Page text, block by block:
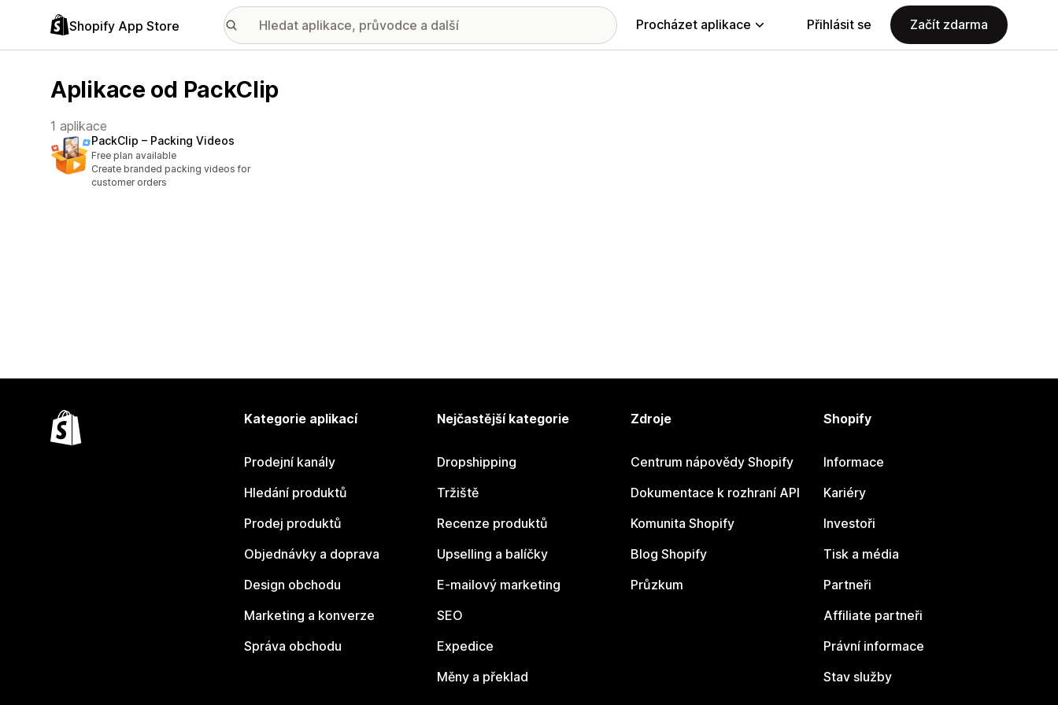
Shopify App Store Procházet aplikace Přihlásit se Začít zdarma
Aplikace od PackClip
1 aplikace
PackClip – Packing Videos
Free plan available
Create branded packing videos for
customer orders
Kategorie aplikací
Prodejní kanály
Hledání produktů
Prodej produktů
Objednávky a doprava
Design obchodu
Marketing a konverze
Správa obchodu
Nejčastější kategorie
Dropshipping
Tržiště
Recenze produktů
Upselling a balíčky
E-mailový marketing
SEO
Expedice
Měny a překlad
Zdroje
Centrum nápovědy Shopify
Dokumentace k rozhraní API
Komunita Shopify
Blog Shopify
Průzkum
Shopify
Informace
Kariéry
Investoři
Tisk a média
Partneři
Affiliate partneři
Právní informace
Stav služby